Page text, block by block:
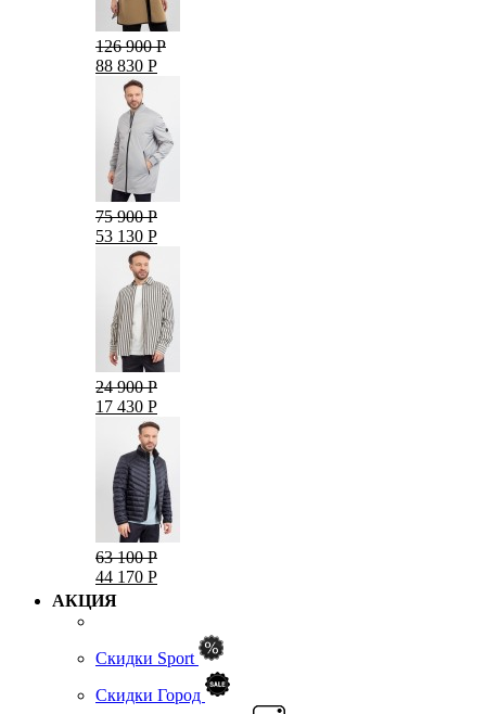
126 900 Р
88 830 Р
75 900 Р
53 130 Р
24 900 Р
17 430 Р
63 100 Р
44 170 Р
АКЦИЯ
Скидки Sport
Скидки Город